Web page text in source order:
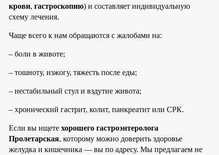
крови, гастроскопию) и составляет индивидуальную
схему лечения.
Чаще всего к нам обращаются с жалобами на:
– боли в животе;
– тошноту, изжогу, тяжесть после еды;
– нестабильный стул и вздутие живота;
– хронический гастрит, колит, панкреатит или СРК.
Если вы ищете хорошего гастроэнтеролога
Пролетарская, которому можно доверить здоровье
желудка и кишечника — вы по адресу. Мы предлагаем не